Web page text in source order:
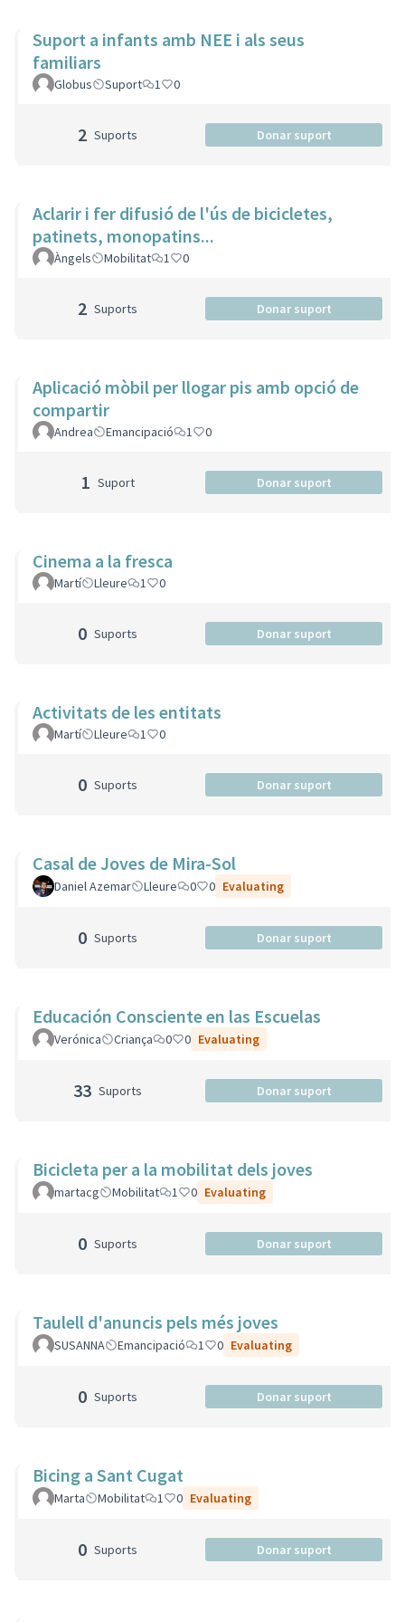
Suport a infants amb NEE i als seus
familiars
Globus Suport 1 0
2 Suports Donar suport
Aclarir i fer difusió de l'ús de bicicletes,
patinets, monopatins...
Àngels Mobilitat 1 0
2 Suports Donar suport
Aplicació mòbil per llogar pis amb opció de
compartir
Andrea Emancipació 1 0
1 Suport Donar suport
Cinema a la fresca
Martí Lleure 1 0
0 Suports Donar suport
Activitats de les entitats
Martí Lleure 1 0
0 Suports Donar suport
Casal de Joves de Mira-Sol
Daniel Azemar Lleure 0 0 Evaluating
0 Suports Donar suport
Educación Consciente en las Escuelas
Verónica Criança 0 0 Evaluating
33 Suports Donar suport
Bicicleta per a la mobilitat dels joves
martacg Mobilitat 1 0 Evaluating
0 Suports Donar suport
Taulell d'anuncis pels més joves
SUSANNA Emancipació 1 0 Evaluating
0 Suports Donar suport
Bicing a Sant Cugat
Marta Mobilitat 1 0 Evaluating
0 Suports Donar suport